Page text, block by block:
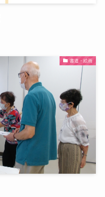
書道・絵画